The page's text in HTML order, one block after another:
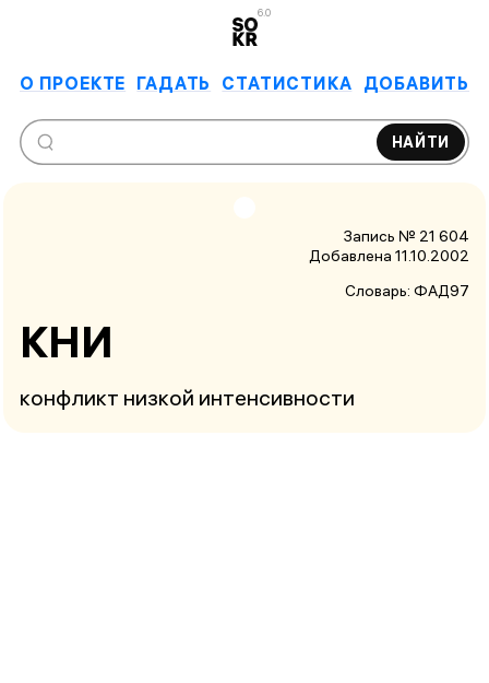
6.0
О ПРОЕКТЕ ГАДАТЬ СТАТИСТИКА ДОБАВИТЬ
НАЙТИ
Запись № 21 604
Добавлена 11.10.2002
Словарь: ФАД97
КНИ
конфликт низкой интенсивности